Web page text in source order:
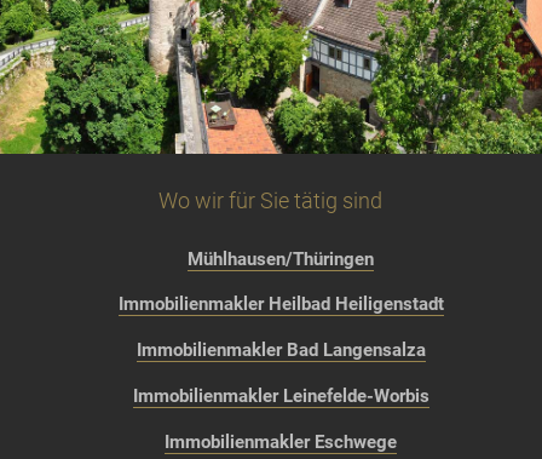
Wo wir für Sie tätig sind
Mühlhausen/Thüringen
Immobilienmakler Heilbad Heiligenstadt
Immobilienmakler Bad Langensalza
Immobilienmakler Leinefelde-Worbis
Immobilienmakler Eschwege